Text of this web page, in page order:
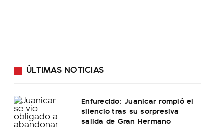
ÚLTIMAS NOTICIAS
Enfurecido: Juanicar rompió el
silencio tras su sorpresiva
salida de Gran Hermano